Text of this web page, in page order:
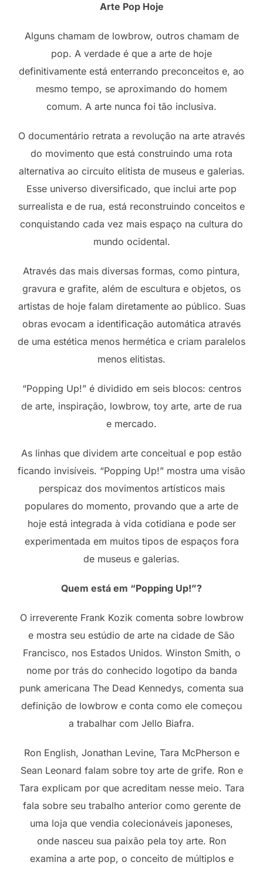
Arte Pop Hoje
Alguns chamam de lowbrow, outros chamam de
pop. A verdade é que a arte de hoje
definitivamente está enterrando preconceitos e, ao
mesmo tempo, se aproximando do homem
comum. A arte nunca foi tão inclusiva.
O documentário retrata a revolução na arte através
do movimento que está construindo uma rota
alternativa ao circuito elitista de museus e galerias.
Esse universo diversificado, que inclui arte pop
surrealista e de rua, está reconstruindo conceitos e
conquistando cada vez mais espaço na cultura do
mundo ocidental.
Através das mais diversas formas, como pintura,
gravura e grafite, além de escultura e objetos, os
artistas de hoje falam diretamente ao público. Suas
obras evocam a identificação automática através
de uma estética menos hermética e criam paralelos
menos elitistas.
“Popping Up!” é dividido em seis blocos: centros
de arte, inspiração, lowbrow, toy arte, arte de rua
e mercado.
As linhas que dividem arte conceitual e pop estão
ficando invisíveis. “Popping Up!” mostra uma visão
perspicaz dos movimentos artísticos mais
populares do momento, provando que a arte de
hoje está integrada à vida cotidiana e pode ser
experimentada em muitos tipos de espaços fora
de museus e galerias.
Quem está em “Popping Up!”?
O irreverente Frank Kozik comenta sobre lowbrow
e mostra seu estúdio de arte na cidade de São
Francisco, nos Estados Unidos. Winston Smith, o
nome por trás do conhecido logotipo da banda
punk americana The Dead Kennedys, comenta sua
definição de lowbrow e conta como ele começou
a trabalhar com Jello Biafra.
Ron English, Jonathan Levine, Tara McPherson e
Sean Leonard falam sobre toy arte de grife. Ron e
Tara explicam por que acreditam nesse meio. Tara
fala sobre seu trabalho anterior como gerente de
uma loja que vendia colecionáveis ​​japoneses,
onde nasceu sua paixão pela toy arte. Ron
examina a arte pop, o conceito de múltiplos e